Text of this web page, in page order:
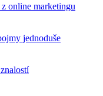
online marketingu
jednoduše